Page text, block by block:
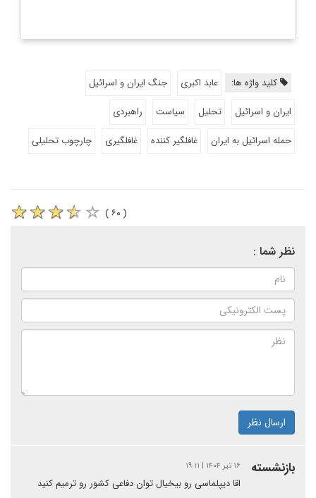
کلید واژه ها: عابد اکبری
جنگ ایران و اسرائیل
ایران و اسرائیل
تحلیل سیاست
راهبردی
حمله اسرائیل به ایران
غافلگیر کننده غافلگیری چارچوب تحلیلی
( ۶۰ )
نظر شما :
ارسال نظر
بازنشسته ۱۶ تیر ۱۴۰۴ | ۱۹:۱۱
اقا دیپلماسی رو بیخیال توان دفاعی کشور رو ترمیم کنید